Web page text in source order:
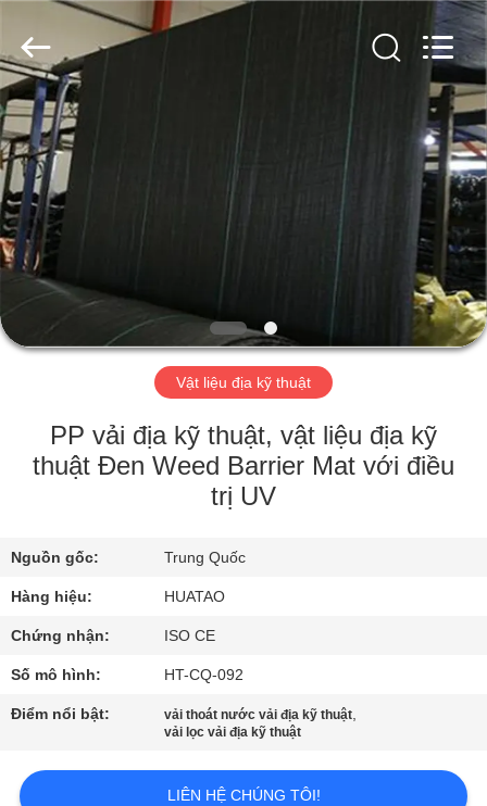
TRANG
CHỦ
CÁC
SẢN
PHẨM
VỀ
TÔI
NHÀ
MÁY
KIỂM
SOÁT
LƯỢNG
LOVER
LTD.
All
Rights
Reserved.
Vật liệu địa kỹ thuật
PP vải địa kỹ thuật, vật liệu địa kỹ
thuật Đen Weed Barrier Mat với điều
trị UV
Nguồn gốc: Trung Quốc
Hàng hiệu: HUATAO
Chứng nhận: ISO CE
Số mô hình: HT-CQ-092
Điểm nổi bật: vải thoát nước vải địa kỹ thuật,
vải lọc vải địa kỹ thuật
LIÊN HỆ CHÚNG TÔI!